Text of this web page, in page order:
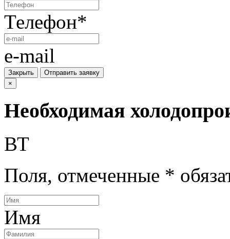
Телефон*
e-mail
Закрыть
Отправить заявку
×
Необходимая
ВТ
Поля, отмеченные *
Имя